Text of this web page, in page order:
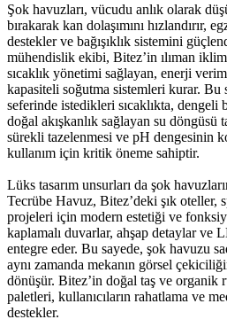
Şok havuzları, vücudu anlık olarak
bırakarak kan dolaşımını hızlandırır,
destekler ve bağışıklık sistemini
mühendislik ekibi, Bitez’in ılıman
sıcaklık yönetimi sağlayan, enerji
kapasiteli soğutma sistemleri kurar. Bu
seferinde istedikleri sıcaklıkta, dengeli
doğal akışkanlık sağlayan su döngüsü
sürekli tazelenmesi ve pH dengesinin
kullanım için kritik öneme sahiptir.
Lüks tasarım unsurları da şok
Tecrübe Havuz, Bitez’deki şık oteller,
projeleri için modern estetiği ve
kaplamalı duvarlar, ahşap detaylar ve
entegre eder. Bu sayede, şok havuzu
aynı zamanda mekanın görsel
dönüşür. Bitez’in doğal taş ve organik
paletleri, kullanıcıların rahatlama ve
destekler.